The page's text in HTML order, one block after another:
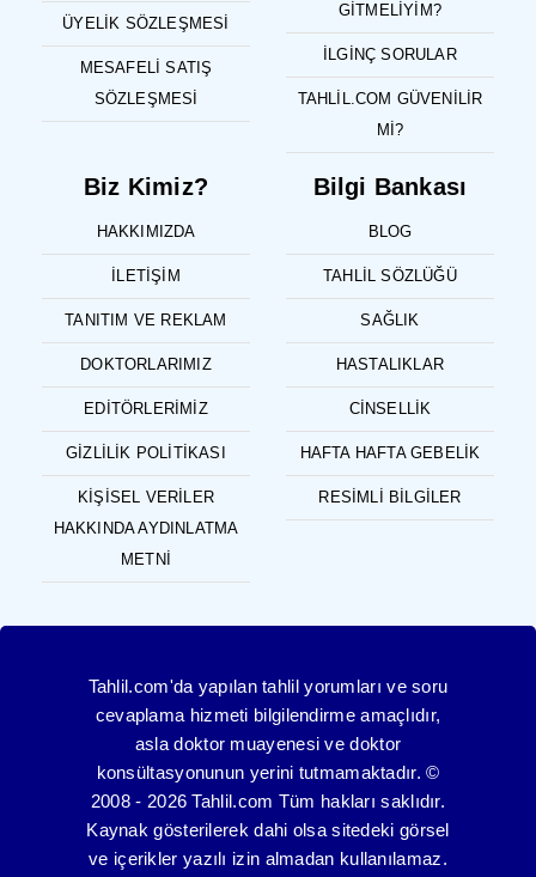
ÜYELIK SÖZLEŞMESI
MESAFELI SATIŞ
SÖZLEŞMESI
GITMELIYIM?
İLGINÇ SORULAR
TAHLIL.COM GÜVENILIR
MI?
Biz Kimiz?
HAKKIMIZDA
İLETIŞIM
TANITIM VE REKLAM
DOKTORLARIMIZ
EDITÖRLERIMIZ
GIZLILIK POLITIKASI
KIŞISEL VERILER
HAKKINDA AYDINLATMA
METNI
Bilgi Bankası
BLOG
TAHLIL SÖZLÜĞÜ
SAĞLIK
HASTALIKLAR
CINSELLIK
HAFTA HAFTA GEBELIK
RESIMLI BILGILER
Tahlil.com'da yapılan tahlil yorumları ve soru
cevaplama hizmeti bilgilendirme amaçlıdır,
asla doktor muayenesi ve doktor
konsültasyonunun yerini tutmamaktadır. ©
2008 - 2026 Tahlil.com Tüm hakları saklıdır.
Kaynak gösterilerek dahi olsa sitedeki görsel
ve içerikler yazılı izin almadan kullanılamaz.